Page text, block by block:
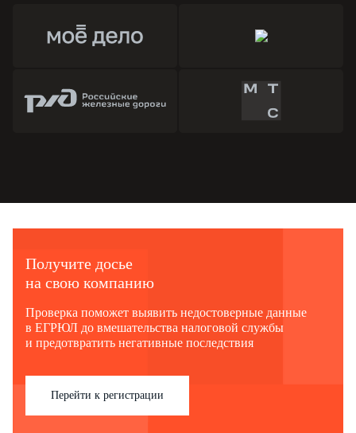
Получите досье
на свою компанию
Проверка поможет выявить недостоверные данные
в ЕГРЮЛ до вмешательства налоговой службы
и предотвратить негативные последствия
Перейти к регистрации